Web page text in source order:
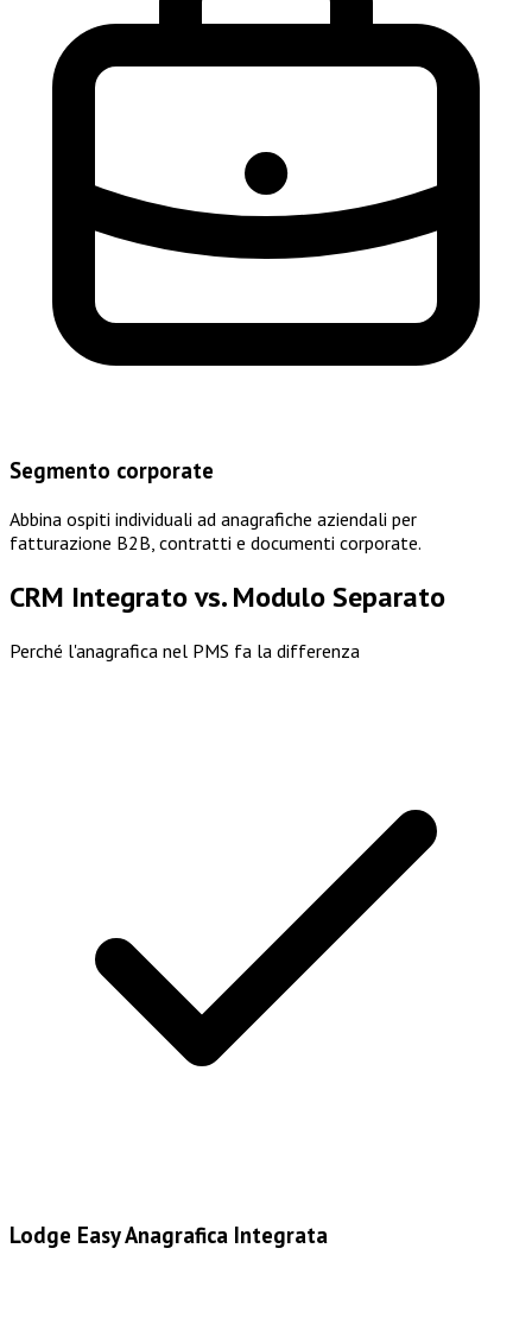
Segmento corporate
Abbina ospiti individuali ad anagrafiche aziendali per
fatturazione B2B, contratti e documenti corporate.
CRM Integrato vs. Modulo Separato
Perché l'anagrafica nel PMS fa la differenza
Lodge Easy Anagrafica Integrata